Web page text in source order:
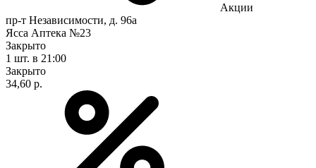
Акции
пр-т Независимости, д. 96а
Ясса Аптека №23
Закрыто
1 шт. в 21:00
Закрыто
34,60 р.